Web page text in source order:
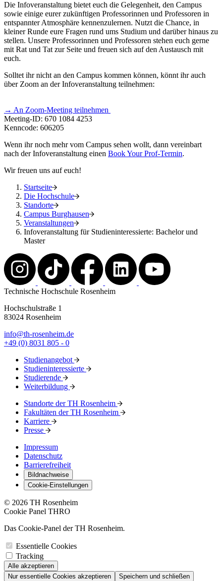
Die Infoveranstaltung bietet euch die Gelegenheit, den Campus
sowie einige eurer zukünftigen Professorinnen und Professoren in
entspannter Atmosphäre kennenzulernen. Nutzt die Chance, in
kleiner Runde eure Fragen rund ums Studium und darüber hinaus zu
stellen. Unsere Professorinnen und Professoren stehen euch gerne
mit Rat und Tat zur Seite und freuen sich auf den Austausch mit
euch.
Solltet ihr nicht an den Campus kommen können, könnt ihr auch
über Zoom an der Infoveranstaltung teilnehmen:
→ An Zoom-Meeting teilnehmen
Meeting-ID: 670 1084 4253
Kenncode: 606205
Wenn ihr noch mehr vom Campus sehen wollt, dann vereinbart
nach der Infoveranstaltung einen Book Your Prof-Termin.
Wir freuen uns auf euch!
Startseite
Die Hochschule
Standorte
Campus Burghausen
Veranstaltungen
Infoveranstaltung für Studieninteressierte: Bachelor und
Master
Technische Hochschule Rosenheim
Hochschulstraße 1
83024 Rosenheim
info@th-rosenheim.de
+49 (0) 8031 805 - 0
Studienangebot
Studieninteressierte
Studierende
Weiterbildung
Standorte der TH Rosenheim
Fakultäten der TH Rosenheim
Karriere
Presse
Impressum
Datenschutz
Barrierefreiheit
Bildnachweise
Cookie-Einstellungen
© 2026 TH Rosenheim
Cookie Panel THRO
Das Cookie-Panel der TH Rosenheim.
Essentielle Cookies
Tracking
Alle akzeptieren
Nur essentielle Cookies akzeptieren
Speichern und schließen